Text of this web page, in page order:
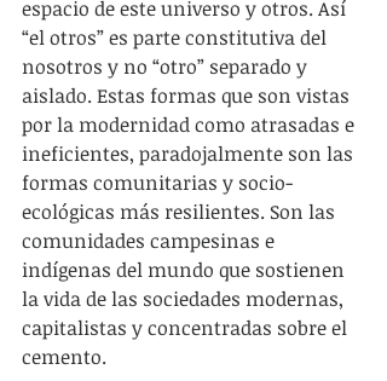
espacio de este universo y otros. Así
“el otros” es parte constitutiva del
nosotros y no “otro” separado y
aislado. Estas formas que son vistas
por la modernidad como atrasadas e
ineficientes, paradojalmente son las
formas comunitarias y socio-
ecológicas más resilientes. Son las
comunidades campesinas e
indígenas del mundo que sostienen
la vida de las sociedades modernas,
capitalistas y concentradas sobre el
cemento.